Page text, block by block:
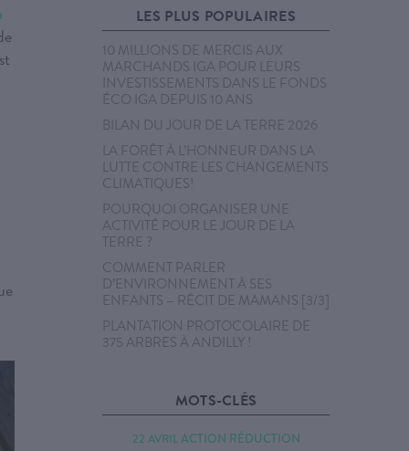
LES PLUS POPULAIRES
10 MILLIONS DE MERCIS AUX
MARCHANDS IGA POUR LEURS
INVESTISSEMENTS DANS LE FONDS
ÉCO IGA DEPUIS 10 ANS
BILAN DU JOUR DE LA TERRE 2026
LA FORÊT À L’HONNEUR DANS LA
LUTTE CONTRE LES CHANGEMENTS
CLIMATIQUES!
POURQUOI ORGANISER UNE
ACTIVITÉ POUR LE JOUR DE LA
TERRE ?
COMMENT PARLER
D’ENVIRONNEMENT À SES
ENFANTS – RÉCIT DE MAMANS [3/3]
PLANTATION PROTOCOLAIRE DE
375 ARBRES À ANDILLY !
MOTS-CLÉS
22 AVRILACTION RÉDUCTION